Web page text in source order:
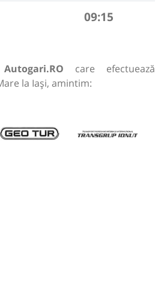
09:15
care efectuează
la Iași, amintim: